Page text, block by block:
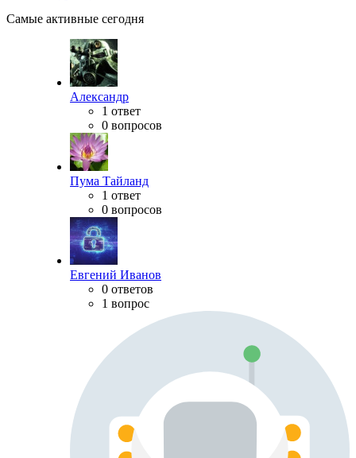
Самые активные сегодня
Александр
1 ответ
0 вопросов
Пума Тайланд
1 ответ
0 вопросов
Евгений Иванов
0 ответов
1 вопрос